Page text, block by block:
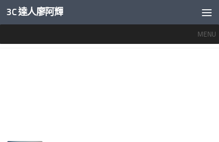
內文下方
3C 達人廖阿輝
MENU